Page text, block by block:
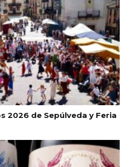
2026 de Sepúlveda y Feria
Árbol de Navidad a
de Roa